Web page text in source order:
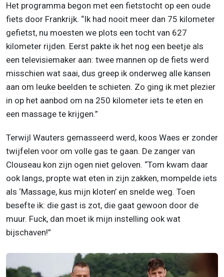
Het programma begon met een fietstocht op een oude
fiets door Frankrijk. “Ik had nooit meer dan 75 kilometer
gefietst, nu moesten we plots een tocht van 627
kilometer rijden. Eerst pakte ik het nog een beetje als
een televisiemaker aan: twee mannen op de fiets werd
misschien wat saai, dus greep ik onderweg alle kansen
aan om leuke beelden te schieten. Zo ging ik met plezier
in op het aanbod om na 250 kilometer iets te eten en
een massage te krijgen.”
Terwijl Wauters gemasseerd werd, koos Waes er zonder
twijfelen voor om volle gas te gaan. De zanger van
Clouseau kon zijn ogen niet geloven. “Tom kwam daar
ook langs, propte wat eten in zijn zakken, mompelde iets
als ‘Massage, kus mijn kloten’ en snelde weg. Toen
besefte ik: die gast is zot, die gaat gewoon door de
muur. Fuck, dan moet ik mijn instelling ook wat
bijschaven!”